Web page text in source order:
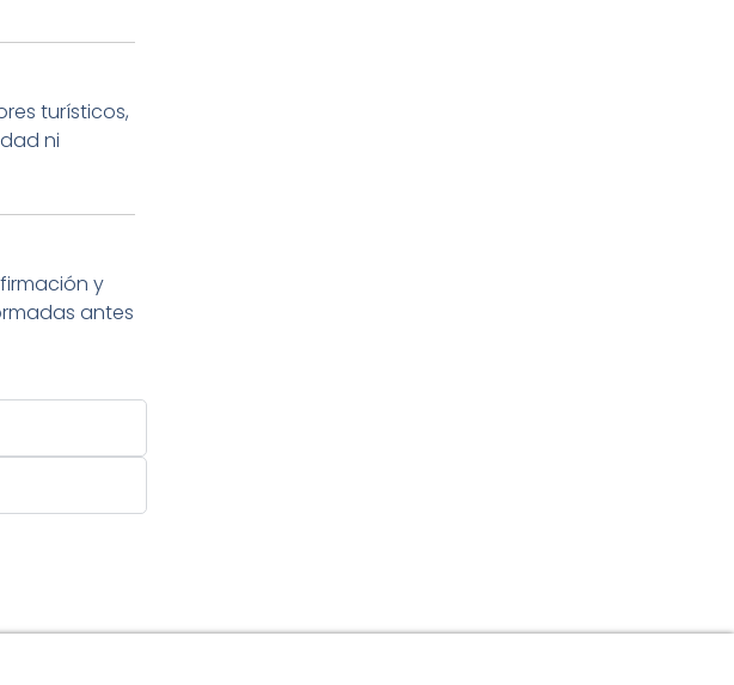
turísticos,
ni
y
antes